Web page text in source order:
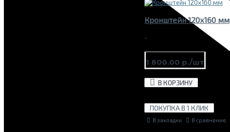
Кронштейн 120х160 мм
..
1 800.00 р./шт
В КОРЗИНУ
ПОКУПКА В 1 КЛИК
В закладки В сравнение